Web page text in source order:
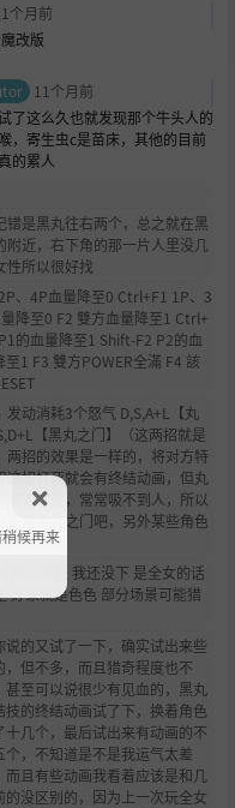
个月前
改版
11个月前
了这么久也就发现那个牛头人的
寄生虫c是苗床，其他的目前
的累人
错是黑丸往右两个，总之就在黑
附近，右下角的那一片人里没几
性所以很好找
、4P血量降至0 Ctrl+F1 1P、3
降至0 F2 雙方血量降至1 Ctrl+
的血量降至1 Shift-F2 P2的血
至1 F3 雙方POWER全滿 F4 該
发动消耗3个怒气 D,S,A+L【丸
【黑丸之门】（这两招就是
两招的效果是一样的，将对方特
这招打死就会有终结动画，但丸
离非常近，常常吸不到人，所以
使用黑丸之门吧，另外某些角色
终结动画
前下前腿 我还没下 是全女的话
好象就是色色 部分场景可能猎
说的又试了一下，确实试出来些
，但不多，而且猎奇程度也不
甚至可以说很少有见血的，黑丸
技的终结动画试了下，换着角色
十几个，最后试出来有动画的不
个，不知道是不是我运气太差
而且有些动画我看着应该是和几
的没区别的，因为上一次玩全女
候再来